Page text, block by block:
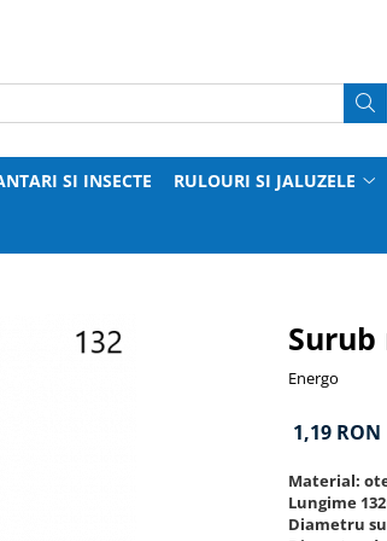
SI INSECTE RULOURI SI JALUZELE
Energo
1,19 RON
Material:
Lungime
Diametru